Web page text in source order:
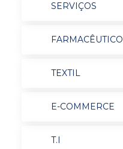
SERVIÇOS
FARMACÊUTICO
TEXTIL
E-COMMERCE
T.I